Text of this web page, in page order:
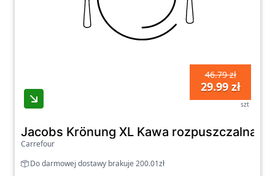
46.79 zł
29.99 zł
szt
Jacobs Krönung XL Kawa rozpuszczalna
Carrefour
Do darmowej dostawy brakuje 200.01zł